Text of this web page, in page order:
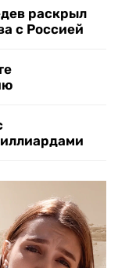
раскрыл
с Россией